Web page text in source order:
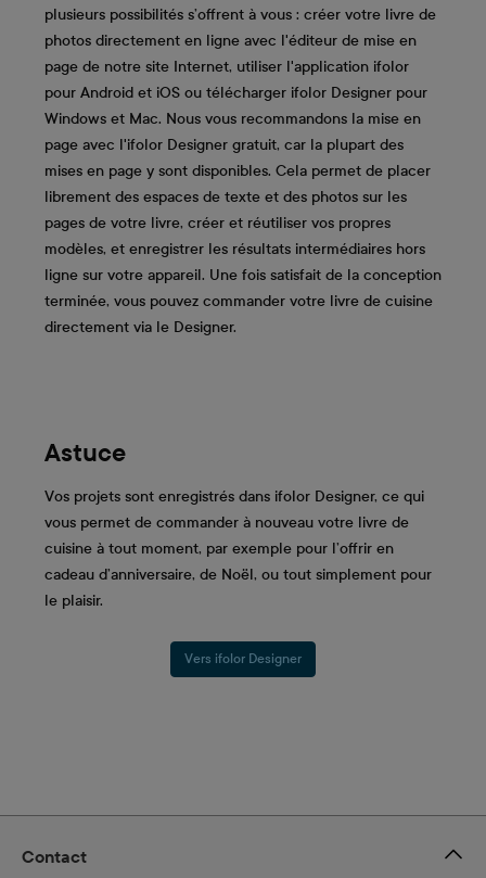
plusieurs possibilités s’offrent à vous : créer votre livre de
photos directement en ligne avec l'éditeur de mise en
page de notre site Internet, utiliser l'application ifolor
pour Android et iOS ou télécharger ifolor Designer pour
Windows et Mac. Nous vous recommandons la mise en
page avec l'ifolor Designer gratuit, car la plupart des
mises en page y sont disponibles. Cela permet de placer
librement des espaces de texte et des photos sur les
pages de votre livre, créer et réutiliser vos propres
modèles, et enregistrer les résultats intermédiaires hors
ligne sur votre appareil. Une fois satisfait de la conception
terminée, vous pouvez commander votre livre de cuisine
directement via le Designer.
Astuce
Vos projets sont enregistrés dans ifolor Designer, ce qui
vous permet de commander à nouveau votre livre de
cuisine à tout moment, par exemple pour l’offrir en
cadeau d’anniversaire, de Noël, ou tout simplement pour
le plaisir.
Vers ifolor Designer
Contact